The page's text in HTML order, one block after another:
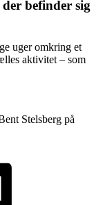
befinder sig
uger omkring et
aktivitet – som
Stelsberg på